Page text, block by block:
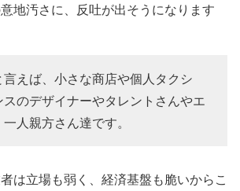
地汚さに、反吐が出そうになります
えば、小さな商店や個人タクシ
のデザイナーやタレントさんやエ
人親方さん達です。
は立場も弱く、経済基盤も脆いからこ